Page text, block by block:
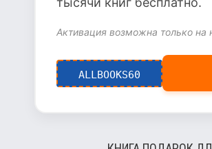
Активация возможна только на
ALLBOOKS60